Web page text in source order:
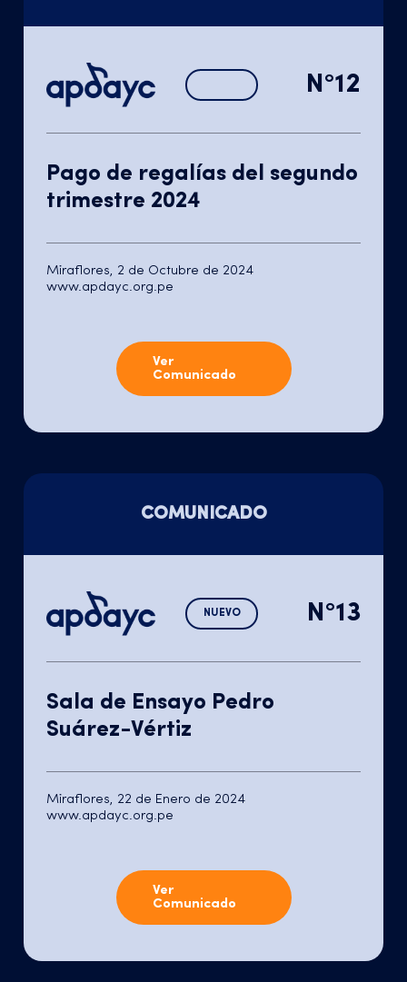
N°12
Pago de regalías del segundo
trimestre 2024
Miraflores, 2 de Octubre de 2024
www.apdayc.org.pe
Ver
Comunicado
COMUNICADO
NUEVO N°13
Sala de Ensayo Pedro
Suárez-Vértiz
Miraflores, 22 de Enero de 2024
www.apdayc.org.pe
Ver
Comunicado